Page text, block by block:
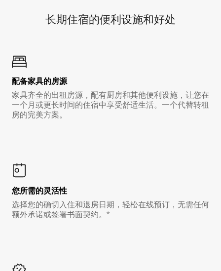
长期住宿的便利设施和好处
配备家具的房源
家具齐全的出租房源，配有厨房和其他便利设施，让您在
一个月或更长时间的住宿中享受舒适生活。一个代替转租
房的完美方案。
您所需的灵活性
选择您的确切入住和退房日期，轻松在线预订，无需任何
额外承诺或签署书面契约。*